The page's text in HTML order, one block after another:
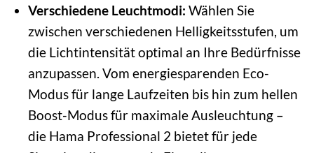
Verschiedene Leuchtmodi: Wählen Sie
zwischen verschiedenen Helligkeitsstufen, um
die Lichtintensität optimal an Ihre Bedürfnisse
anzupassen. Vom energiesparenden Eco-
Modus für lange Laufzeiten bis hin zum hellen
Boost-Modus für maximale Ausleuchtung –
die Hama Professional 2 bietet für jede